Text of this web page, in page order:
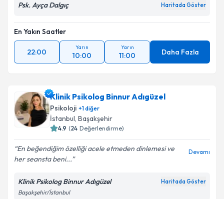
Psk. Ayça Dalgıç Haritada Göster
En Yakın Saatler
22:00
Yarın
10:00
Yarın
11:00 Daha Fazla
Klinik Psikolog Binnur Adıgüzel
Psikoloji +1diğer
İstanbul, Başakşehir
4.9 (24 Değerlendirme)
En beğendiğim özelliği acele etmeden dinlemesi ve
her seansta beni...
Devamı
Klinik Psikolog Binnur Adıgüzel Haritada Göster
Başakşehir/İstanbul